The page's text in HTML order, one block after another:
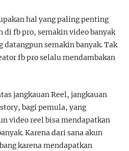
hal yang paling penting
di fb pro, semakin video banyak
datangpun semakin banyak. Tak
fb pro selalu mendambakan
jangkauan Reel, jangkauan
bagi pemula, yang
video reel bisa mendapatkan
Karena dari sana akun
karena mendapatkan